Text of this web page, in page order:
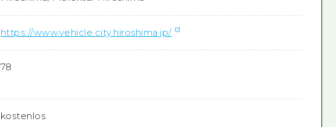
https://www.vehicle.city.hiroshima.jp/
78
kostenlos